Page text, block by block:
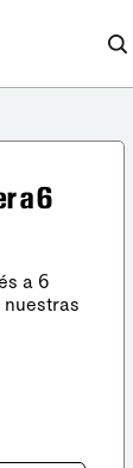
a 6
a 6